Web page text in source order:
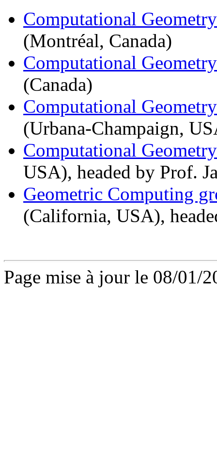
Computational
(Montréal, Canada)
Computational
(Canada)
Computational
(Urbana-Champaign,
Computational
USA), headed by Prof.
Geometric Computing
(California, USA),
Page mise à jour le 08/01/